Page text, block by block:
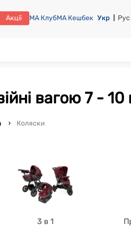
Акції МА КлубМА Кешбек Укр Рус
вагою 7 - 10
Коляски
3 в 1